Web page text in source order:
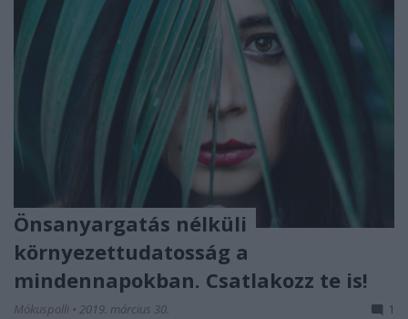
Önsanyargatás nélküli
környezettudatosság a
mindennapokban. Csatlakozz te is!
Mókuspolli • 2019. március 30. 1